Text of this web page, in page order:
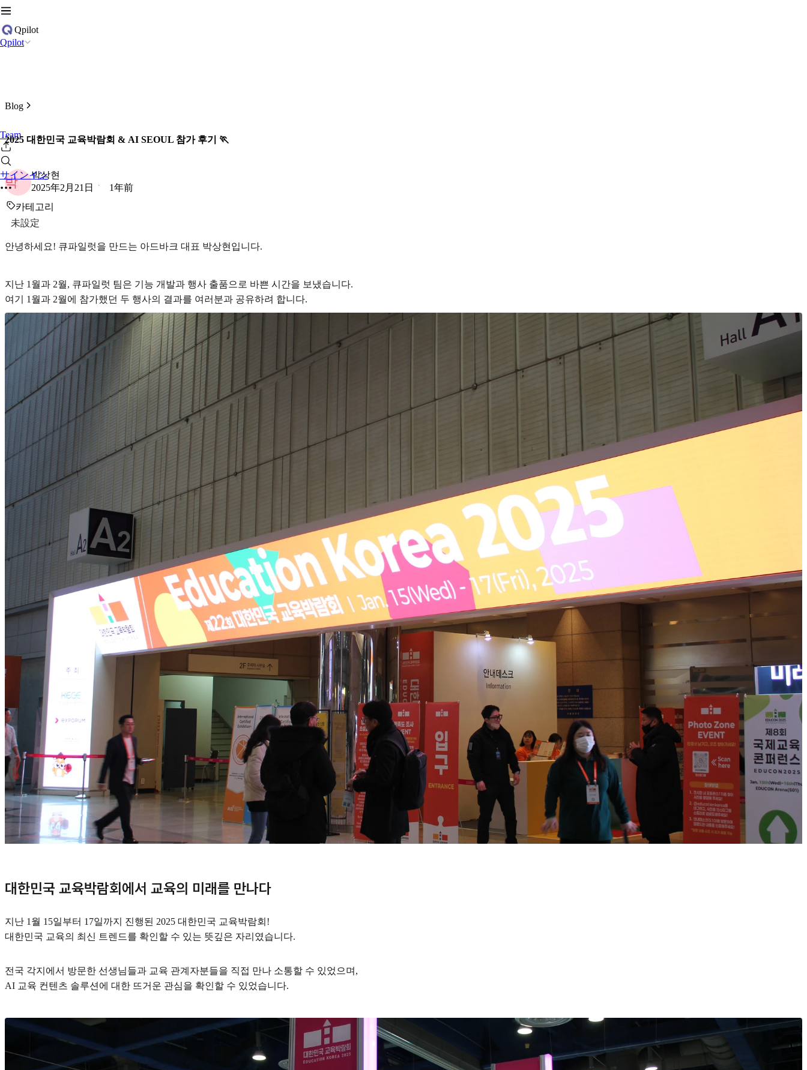
Qpilot
Qpilot
Team
サインイン
Blog
2025 대한민국 교육박람회 & AI SEOUL 참가 후기 🏃
박
박상현
2025年2月21日
1年前
카테고리
未設定
안녕하세요! 큐파일럿을 만드는 아드바크 대표 박상현입니다.
지난 1월과 2월, 큐파일럿 팀은 기능 개발과 행사 출품으로 바쁜 시간을 보냈습니다.
여기 1월과 2월에 참가했던 두 행사의 결과를 여러분과 공유하려 합니다.
대한민국 교육박람회에서 교육의 미래를 만나다
지난 1월 15일부터 17일까지 진행된 2025 대한민국 교육박람회!
대한민국 교육의 최신 트렌드를 확인할 수 있는 뜻깊은 자리였습니다.
전국 각지에서 방문한 선생님들과 교육 관계자분들을 직접 만나 소통할 수 있었으며,
AI 교육 컨텐츠 솔루션에 대한 뜨거운 관심을 확인할 수 있었습니다.